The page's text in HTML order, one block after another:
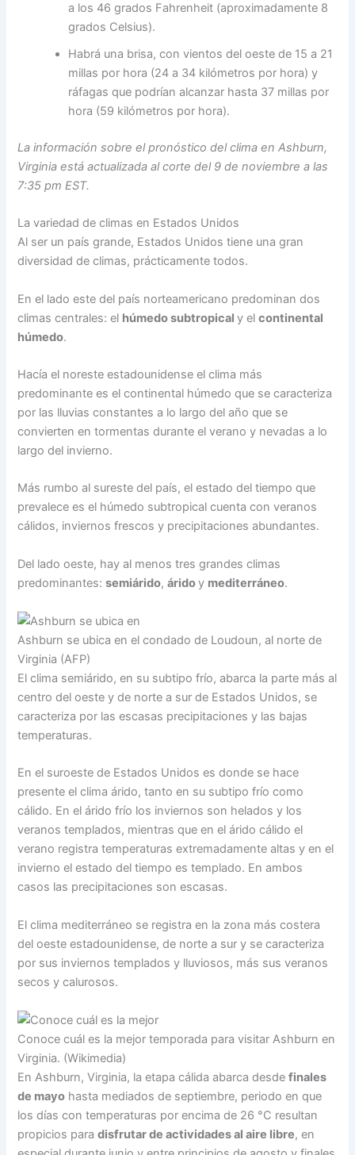
a los 46 grados Fahrenheit (aproximadamente 8
grados Celsius).
Habrá una brisa, con vientos del oeste de 15 a 21
millas por hora (24 a 34 kilómetros por hora) y
ráfagas que podrían alcanzar hasta 37 millas por
hora (59 kilómetros por hora).
La información sobre el pronóstico del clima en Ashburn,
Virginia está actualizada al corte del 9 de noviembre a las
7:35 pm EST.
La variedad de climas en Estados Unidos
Al ser un país grande, Estados Unidos tiene una gran
diversidad de climas, prácticamente todos.
En el lado este del país norteamericano predominan dos
climas centrales: el húmedo subtropicaly elcontinental
húmedo.
Hacía el noreste estadounidense el clima más
predominante es el continental húmedo que se caracteriza
por las lluvias constantes a lo largo del año que se
convierten en tormentas durante el verano y nevadas a lo
largo del invierno.
Más rumbo al sureste del país, el estado del tiempo que
prevalece es el húmedo subtropical cuenta con veranos
cálidos, inviernos frescos y precipitaciones abundantes.
Del lado oeste, hay al menos tres grandes climas
predominantes:semiárido,áridoy mediterráneo.
Ashburn se ubica en el condado de Loudoun, al norte de
Virginia (AFP)
El clima semiárido, en su subtipo frío, abarca la parte más al
centro del oeste y de norte a sur de Estados Unidos, se
caracteriza por las escasas precipitaciones y las bajas
temperaturas.
En el suroeste de Estados Unidos es donde se hace
presente el clima árido, tanto en su subtipo frío como
cálido. En el árido frío los inviernos son helados y los
veranos templados, mientras que en el árido cálido el
verano registra temperaturas extremadamente altas y en el
invierno el estado del tiempo es templado. En ambos
casos las precipitaciones son escasas.
El clima mediterráneo se registra en la zona más costera
del oeste estadounidense, de norte a sur y se caracteriza
por sus inviernos templados y lluviosos, más sus veranos
secos y calurosos.
Conoce cuál es la mejor temporada para visitar Ashburn en
Virginia. (Wikimedia)
En Ashburn, Virginia, la etapa cálida abarca desdefinales
de mayo hasta mediados de septiembre, periodo en que
los días con temperaturas por encima de 26 °C resultan
propicios paradisfrutar de actividades al aire libre, en